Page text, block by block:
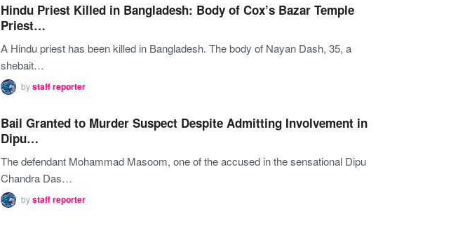
Hindu Priest Killed in Bangladesh: Body of Cox’s Bazar Temple
Priest…
A Hindu priest has been killed in Bangladesh. The body of Nayan Dash, 35, a
shebait…
bystaff reporter
Bail Granted to Murder Suspect Despite Admitting Involvement in
Dipu…
The defendant Mohammad Masoom, one of the accused in the sensational Dipu
Chandra Das…
bystaff reporter